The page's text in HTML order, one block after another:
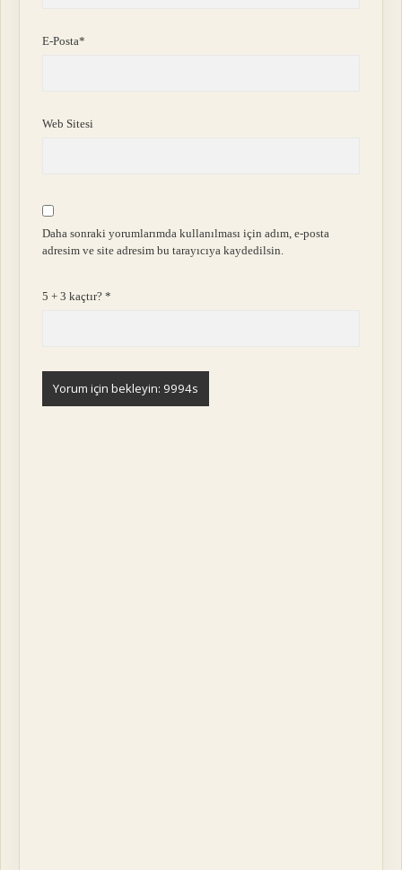
E-Posta*
Web Sitesi
Daha sonraki yorumlarımda kullanılması için adım, e-posta
adresim ve site adresim bu tarayıcıya kaydedilsin.
5 + 3 kaçtır?*